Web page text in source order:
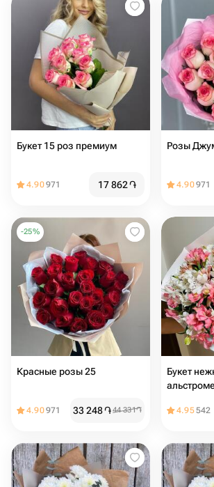
Букет 15 роз премиум
4.90971 17 862֏
Розы
4.90971
-25%
Красные розы 25
4.90971 33 248֏44 331֏
Букет
4.95542